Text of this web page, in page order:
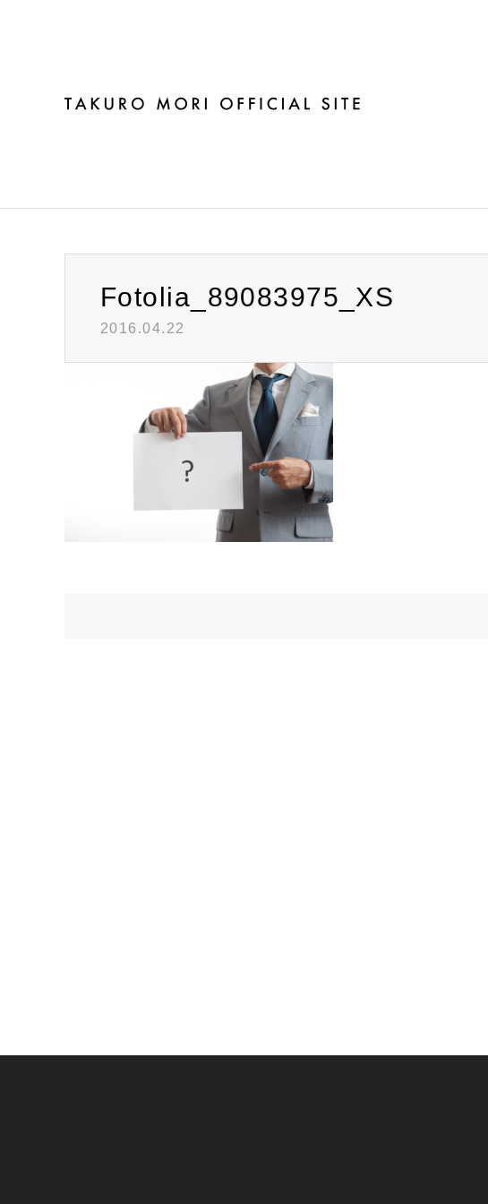
Warning: Invalid argument supplied for foreach() in /home/fbj/
Fotolia_89083975_XS
Fotolia_89083975_XS
2016.04.22